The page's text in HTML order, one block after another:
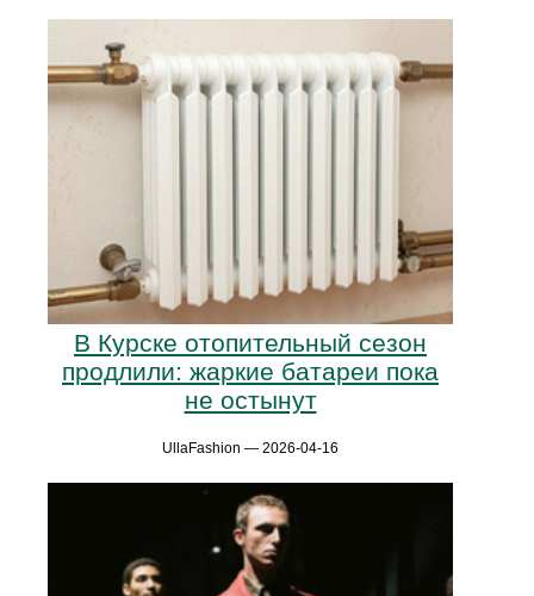
В Курске отопительный сезон
продлили: жаркие батареи пока
не остынут
UllaFashion — 2026-04-16